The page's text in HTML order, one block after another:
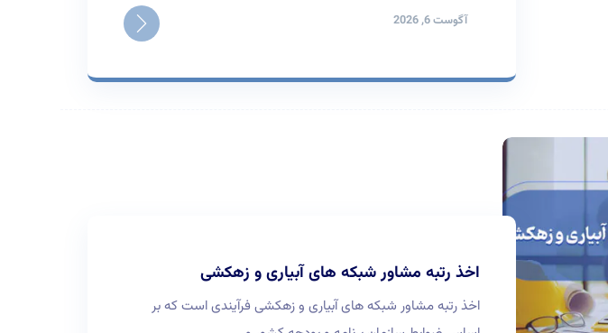
آگوست 6, 2026
اخذ رتبه مشاور شبکه های آبیاری و زهکشی
اخذ رتبه مشاور شبکه های آبیاری و زهکشی فرآیندی است که بر